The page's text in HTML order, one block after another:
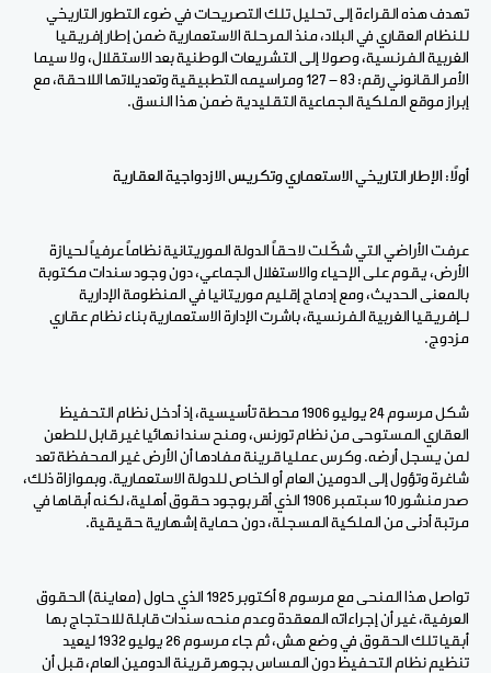
تهدف هذه القراءة إلى تحليل تلك التصريحات في ضوء التطور التاريخي
للنظام العقاري في البلاد، منذ المرحلة الاستعمارية ضمن إطار إفريقيا
الغربية الفرنسية، وصولا إلى التشريعات الوطنية بعد الاستقلال، ولا سيما
الأمر القانوني رقم: 83 - 127 ومراسيمه التطبيقية وتعديلاتها اللاحقة، مع
إبراز موقع الملكية الجماعية التقليدية ضمن هذا النسق.
أولاً: الإطار التاريخي الاستعماري وتكريس الازدواجية العقارية
عرفت الأراضي التي شكّلت لاحقاً الدولة الموريتانية نظاماً عرفياً لحيازة
الأرض، يقوم على الإحياء والاستغلال الجماعي، دون وجود سندات مكتوبة
بالمعنى الحديث، ومع إدماج إقليم موريتانيا في المنظومة الإدارية
لـإفريقيا الغربية الفرنسية، باشرت الإدارة الاستعمارية بناء نظام عقاري
مزدوج.
شكل مرسوم 24 يوليو 1906 محطة تأسيسية، إذ أدخل نظام التحفيظ
العقاري المستوحى من نظام تورنس، ومنح سندا نهائيا غير قابل للطعن
لمن يسجل أرضه. وكرس عمليا قرينة مفادها أن الأرض غير المحفظة تعد
شاغرة وتؤول إلى الدومين العام أو الخاص للدولة الاستعمارية. وبموازاة ذلك،
صدر منشور 10 سبتمبر 1906 الذي أقر بوجود حقوق أهلية، لكنه أبقاها في
مرتبة أدنى من الملكية المسجلة، دون حماية إشهارية حقيقية.
تواصل هذا المنحى مع مرسوم 8 أكتوبر 1925 الذي حاول (معاينة) الحقوق
العرفية، غير أن إجراءاته المعقدة وعدم منحه سندات قابلة للاحتجاج بها
أبقيا تلك الحقوق في وضع هش، ثم جاء مرسوم 26 يوليو 1932 ليعيد
تنظيم نظام التحفيظ دون المساس بجوهر قرينة الدومين العام، قبل أن